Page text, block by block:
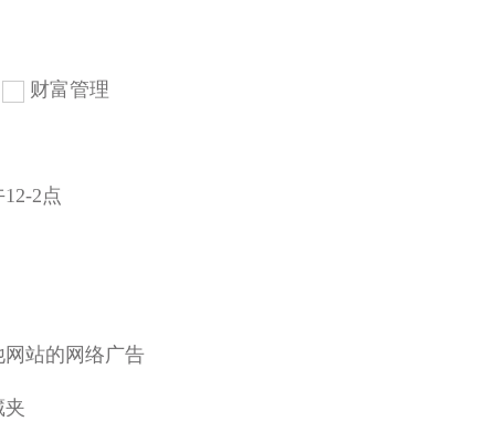
财富管理
2点
站的网络广告